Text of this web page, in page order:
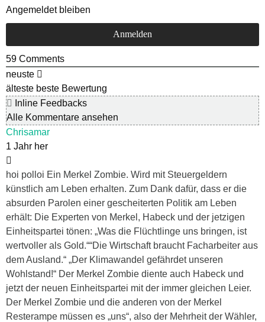
Angemeldet bleiben
59 Comments
neuste
älteste beste Bewertung
Inline Feedbacks
Alle Kommentare ansehen
Chrisamar
1 Jahr her
hoi polloi Ein Merkel Zombie. Wird mit Steuergeldern
künstlich am Leben erhalten. Zum Dank dafür, dass er die
absurden Parolen einer gescheiterten Politik am Leben
erhält: Die Experten von Merkel, Habeck und der jetzigen
Einheitspartei tönen: „Was die Flüchtlinge uns bringen, ist
wertvoller als Gold.““Die Wirtschaft braucht Facharbeiter aus
dem Ausland.“ „Der Klimawandel gefährdet unseren
Wohlstand!“ Der Merkel Zombie diente auch Habeck und
jetzt der neuen Einheitspartei mit der immer gleichen Leier.
Der Merkel Zombie und die anderen von der Merkel
Resterampe müssen es „uns“, also der Mehrheit der Wähler,